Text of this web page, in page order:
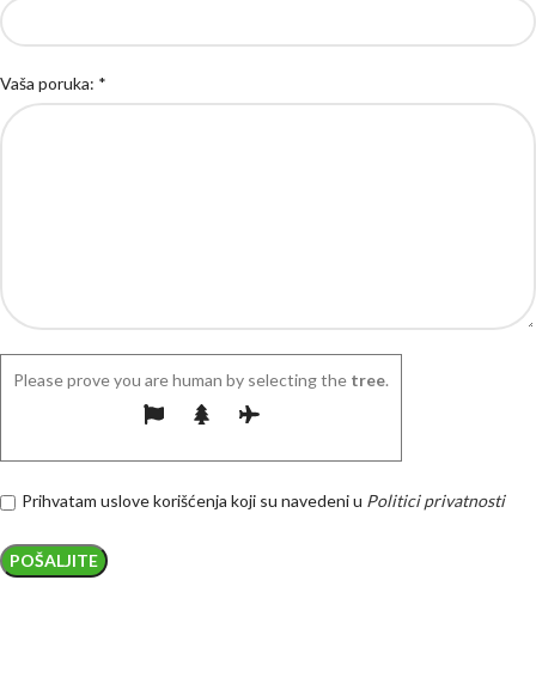
Vaša poruka: *
Please prove you are human by selecting the tree.
Prihvatam uslove korišćenja koji su navedeni u Politici privatnosti